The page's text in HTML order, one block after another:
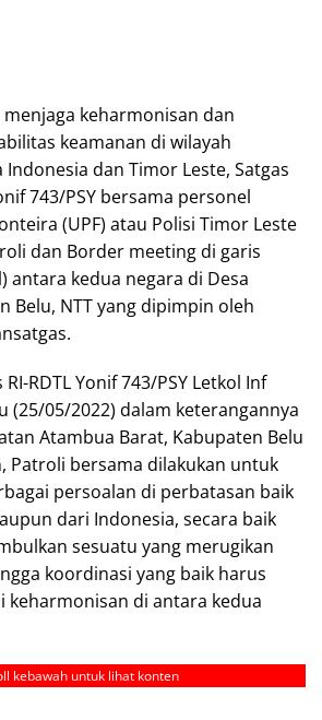
menjaga keharmonisan dan
keamanan di wilayah
dan Timor Leste, Satgas
743/PSY bersama personel
(UPF) atau Polisi Timor Leste
dan Border meeting di garis
antara kedua negara di Desa
Belu, NTT yang dipimpin oleh
RDTL Yonif 743/PSY Letkol Inf
(25/05/2022) dalam keterangannya
Atambua Barat, Kabupaten Belu
Patroli bersama dilakukan untuk
persoalan di perbatasan baik
dari Indonesia, secara baik
sesuatu yang merugikan
koordinasi yang baik harus
keharmonisan di antara kedua
kebawah untuk lihat konten